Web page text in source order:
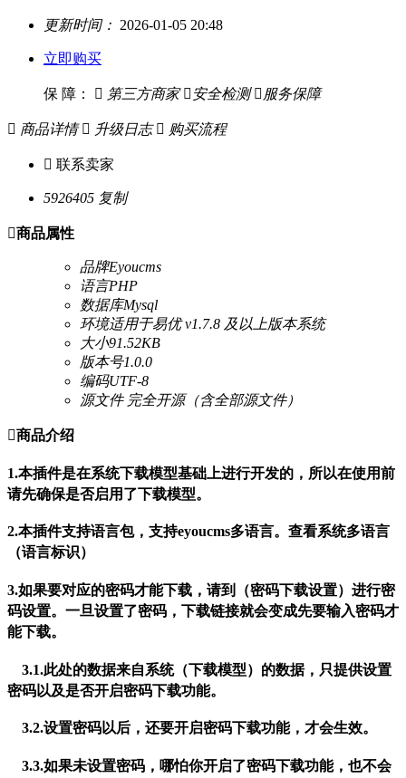
更新时间： 2026-01-05 20:48
立即购买
保 障：  第三方商家  安全检测  服务保障
 商品详情  升级日志  购买流程
 联系卖家
5926405 复制
商品属性
品牌Eyoucms
语言PHP
数据库Mysql
环境适用于易优 v1.7.8 及以上版本系统
大小91.52KB
版本号1.0.0
编码UTF-8
源文件完全开源（含全部源文件）
商品介绍
1.本插件是在系统下载模型基础上进行开发的，所以在使用前
请先确保是否启用了下载模型。
2.本插件支持语言包，支持eyoucms多语言。查看系统多语言
（语言标识）
3.如果要对应的密码才能下载，请到（密码下载设置）进行密
码设置。一旦设置了密码，下载链接就会变成先要输入密码才
能下载。
3.1.此处的数据来自系统（下载模型）的数据，只提供设置
密码以及是否开启密码下载功能。
3.2.设置密码以后，还要开启密码下载功能，才会生效。
3.3.如果未设置密码，哪怕你开启了密码下载功能，也不会